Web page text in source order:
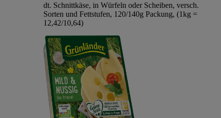
dt. Schnittkäse, in Würfeln oder Scheiben, versch.
Sorten und Fettstufen, 120/140g Packung, (1kg =
12,42/10,64)